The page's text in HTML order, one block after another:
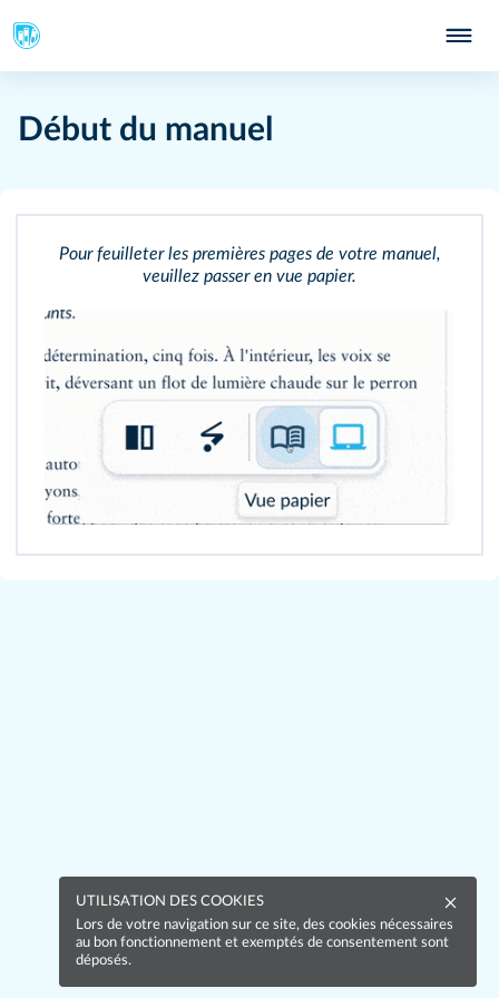
Début du manuel
Pour feuilleter les premières pages de votre manuel,
veuillez passer en vue papier.
UTILISATION DES COOKIES
Lors de votre navigation sur ce site, des cookies nécessaires
au bon fonctionnement et exemptés de consentement sont
déposés.